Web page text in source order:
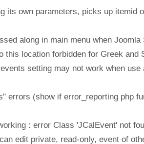
its own parameters, picks up itemid
along in main menu when Joomla
this location forbidden for Greek and
setting may not work when use
errors (show if error_reporting php
: error Class 'JCalEvent' not
edit private, read-only, event of